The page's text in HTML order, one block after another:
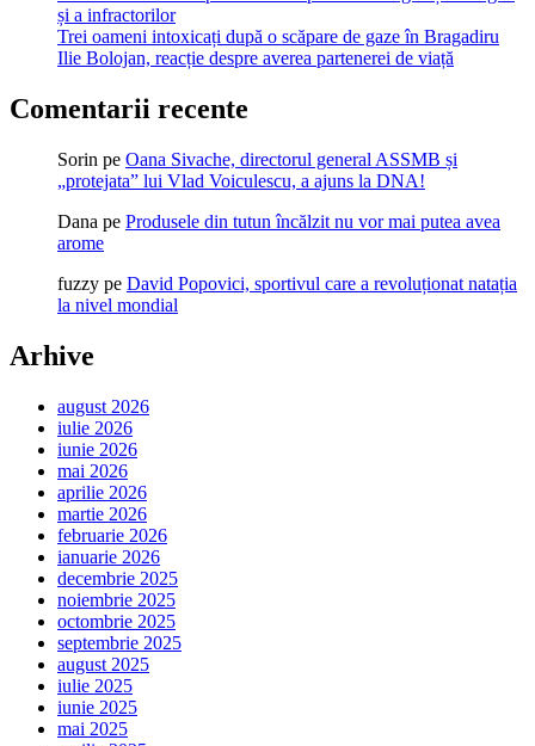
și a infractorilor
Trei oameni intoxicați după o scăpare de gaze în Bragadiru
Ilie Bolojan, reacție despre averea partenerei de viață
Comentarii recente
Sorin pe Oana Sivache, directorul general ASSMB și
„protejata” lui Vlad Voiculescu, a ajuns la DNA!
Dana pe Produsele din tutun încălzit nu vor mai putea avea
arome
fuzzy pe David Popovici, sportivul care a revoluționat natația
la nivel mondial
Arhive
august 2026
iulie 2026
iunie 2026
mai 2026
aprilie 2026
martie 2026
februarie 2026
ianuarie 2026
decembrie 2025
noiembrie 2025
octombrie 2025
septembrie 2025
august 2025
iulie 2025
iunie 2025
mai 2025